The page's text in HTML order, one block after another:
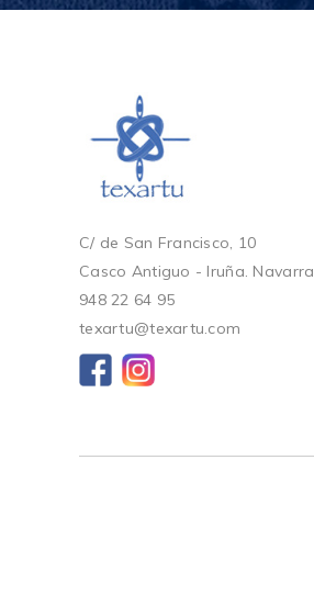
C/ de San Francisco, 10
Casco Antiguo - Iruña. Navarra
948 22 64 95
texartu@texartu.com